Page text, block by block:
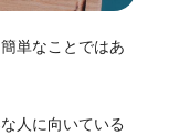
単なことではあ
人に向いている